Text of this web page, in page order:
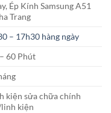
Ép Kính Samsung A51
Trang
– 17h30 hàng ngày
60 Phút
kiện sửa chữa chính
kiện